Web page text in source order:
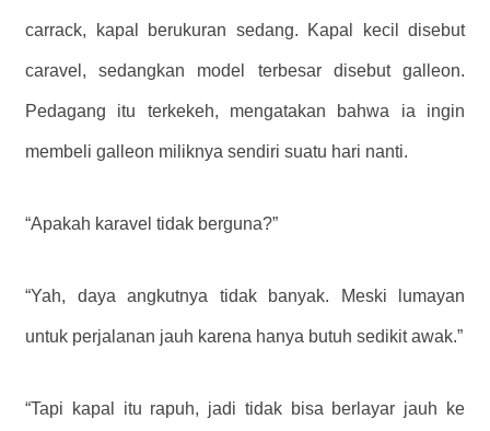
carrack, kapal berukuran sedang. Kapal kecil disebut
caravel, sedangkan model terbesar disebut galleon.
Pedagang itu terkekeh, mengatakan bahwa ia ingin
membeli galleon miliknya sendiri suatu hari nanti.
“Apakah karavel tidak berguna?”
“Yah, daya angkutnya tidak banyak. Meski lumayan
untuk perjalanan jauh karena hanya butuh sedikit awak.”
“Tapi kapal itu rapuh, jadi tidak bisa berlayar jauh ke